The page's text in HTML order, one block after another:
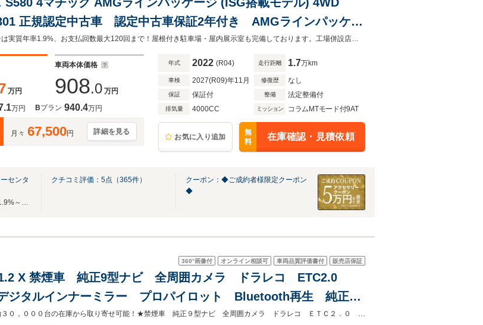
正規認定中古車 認定中古車保証2年付き AMGラインパッケー
ミックスライディングルーフ ブルメスターサラウンドサウンド
ACC 360°カメラ オートトランク レーダーセーフティ
オートローンは実質年率1.9%、お支払回数最大120回まで！屋根付き駐車場・屋内展示室も完備しております。工場併設店舗の為アフターフォローもお任せ下さい！
万円
車両本体価格
908.0 万円
万円 Bプラン 940.4万円
月々 67,500円 詳細を見る
年式 2022 (R04) 走行距離 1.7万km
車検 2027(R09)年11月 修復歴 なし
保証 保証付 整備 法定整備付
排気量 4000CC ミッション コラムMTモード付9AT
お気に入り追加
無
料
在庫確認・見積依頼
センタ
全国ご納車可能！最低2年保証付き！実質年率1.9%～（ローン）ご案内可能でございます!
クチコミ評価： 5点（365件）
クーポン：◆ご成約者様限定クーポン
◆
360°画像付 オンライン相談可 車両品質評価書付 販売店保証
1.2 X 禁煙車 純正9型ナビ 全周囲カメラ ドラレコ ETC2.0
ジタルインナーミラー プロパイロット Bluetooth再生 純正16
ルミ エマージェンシーブレーキ コーナーセンサー
★グループ約３０，０００台の在庫から取り寄せ可能！★禁煙車 純正９型ナビ 全周囲カメラ ドラレコ ＥＴＣ２．０ ＢＳＭ デジタルインナーミラー